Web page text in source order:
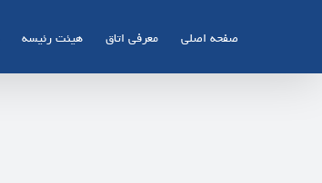
صفحه اصلی معرفی اتاق هیئت رئیسه